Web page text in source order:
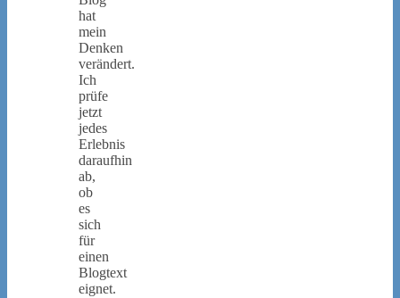
hat
mein
Denken
verändert.
Ich
prüfe
jetzt
jedes
Erlebnis
daraufhin
ab,
ob
es
sich
für
einen
Blogtext
eignet.